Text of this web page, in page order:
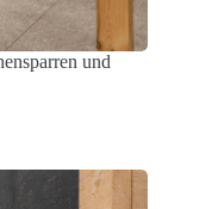
und